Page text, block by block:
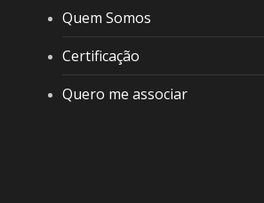
Quem Somos
Certificação
Quero me associar